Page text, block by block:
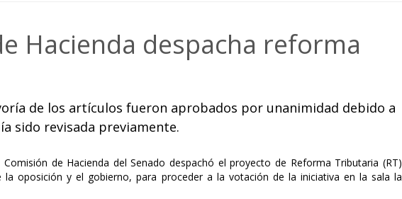
Hacienda despacha reforma
de los artículos fueron aprobados por unanimidad debido a
sido revisada previamente.
de Hacienda del Senado despachó el proyecto de Reforma Tributaria (RT)
oposición y el gobierno, para proceder a la votación de la iniciativa en la sala la